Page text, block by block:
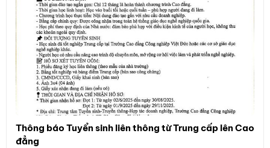
Thông báo Tuyển sinh liên thông từ Trung cấp lên Cao
đẳng